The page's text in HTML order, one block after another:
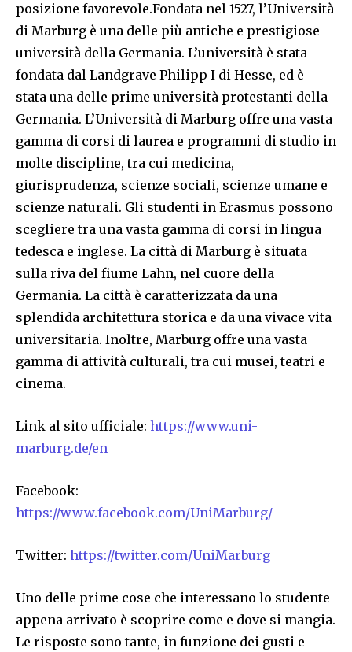
posizione favorevole.Fondata nel 1527, l’Università
di Marburg è una delle più antiche e prestigiose
università della Germania. L’università è stata
fondata dal Landgrave Philipp I di Hesse, ed è
stata una delle prime università protestanti della
Germania. L’Università di Marburg offre una vasta
gamma di corsi di laurea e programmi di studio in
molte discipline, tra cui medicina,
giurisprudenza, scienze sociali, scienze umane e
scienze naturali. Gli studenti in Erasmus possono
scegliere tra una vasta gamma di corsi in lingua
tedesca e inglese. La città di Marburg è situata
sulla riva del fiume Lahn, nel cuore della
Germania. La città è caratterizzata da una
splendida architettura storica e da una vivace vita
universitaria. Inoltre, Marburg offre una vasta
gamma di attività culturali, tra cui musei, teatri e
cinema.
Link al sito ufficiale: https://www.uni-
marburg.de/en
Facebook:
https://www.facebook.com/UniMarburg/
Twitter: https://twitter.com/UniMarburg
Uno delle prime cose che interessano lo studente
appena arrivato è scoprire come e dove si mangia.
Le risposte sono tante, in funzione dei gusti e